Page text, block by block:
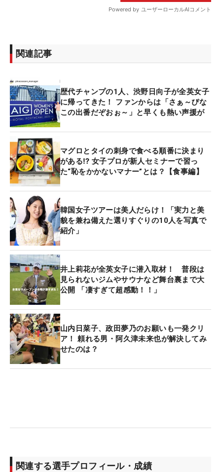
関連記事
歴代チャンプの1人、渋野日向子が全英女子
に帰ってきた！ ファンからは「さぁ～ぴな
この出番だぞおぉ～」と早くも熱い声援が
マグロとタイの刺身で食べる順番に決まり
がある⁉ 女子プロが新人セミナーで習っ
た“恥をかかないマナー”とは？【食事編】
韓国女子ツアーは美人だらけ！「実力と美
貌を兼ね備えた選りすぐりの10人を写真で
紹介」
井上莉花が全英女子に潜入取材！ 普段は
見られないジムやサウナなど舞台裏まで大
公開 「凄すぎて超感動！！」
山内日菜子、政田夢乃のお願いも一発クリ
ア！ 頼れる男・阿久津未来也が解決してみ
せたのは？
関連する選手プロフィール・成績